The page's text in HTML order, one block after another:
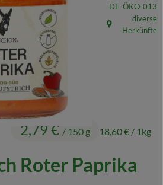
Roter Paprika
2,79 € / 150 g 18,60 € / 1kg
, Kontrollstelle:
DE-ÖKO-013
, Herkunft:
diverse
Herkünfte